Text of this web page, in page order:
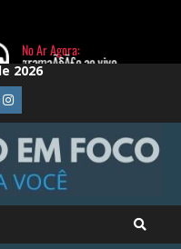
2026
Instagram